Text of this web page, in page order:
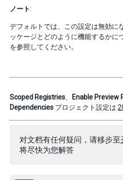
ノート:
デフォルトでは、この設定は無効に
ッケージとどのように機能するかに
を参照してください。
Scoped Registries Enable Preview
Dependencies プロジェクト設定は
对文档有任何疑问，请移步至
将尽快为您解答